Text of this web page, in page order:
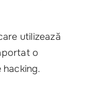
utilizează
o